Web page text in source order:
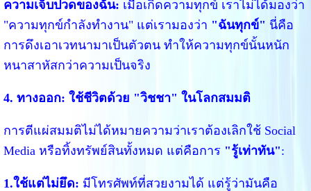
ความเจ็บปวดของฉัน: เมื่อเกิดความทุกข์ เราไม่ได้มองว่า
"ความทุกข์กำลังทำงาน" แต่เรามองว่า "ฉันทุกข์" นี่คือ
การดึงเอาเวทนามาเป็นตัวตน ทำให้ความทุกข์นั้นหนัก
หนาสาหัสกว่าความเป็นจริง
4. ทางออก: ใช้ชีวิตด้วย "วิชชา" ในโลกสมมติ
การตีแผ่สมมติไม่ได้หมายความว่าเราต้องเลิกใช้ Social
Media หรือทิ้งทรัพย์สินทั้งหมด แต่คือการ "รู้เท่าทัน":
1.ใช้แต่ไม่ยึด: มีโทรศัพท์ที่สวยงามได้ แต่รู้ว่ามันคือ